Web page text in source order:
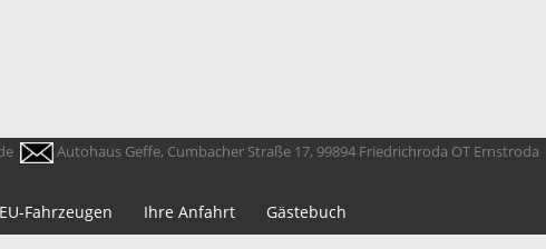
Autohaus Geffe, Cumbacher Straße 17, 99894 Friedrichroda OT Ernstroda
Fahrzeugen Ihre Anfahrt Gästebuch